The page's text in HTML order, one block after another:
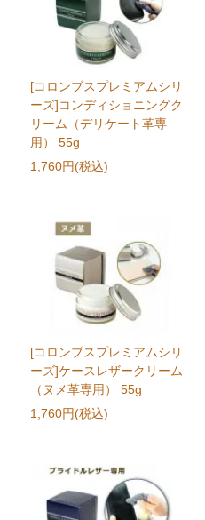
[コロンブスプレミアムシリ
ーズ]コンディショニングク
リーム（デリケート革専
用） 55g
1,760円(税込)
[コロンブスプレミアムシリ
ーズ]ケースレザークリーム
（ヌメ革専用） 55g
1,760円(税込)